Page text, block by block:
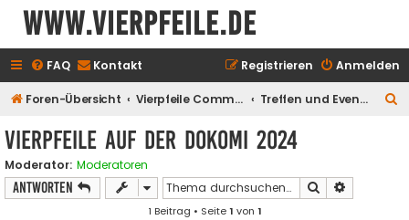
www.vierpfeile.de
FAQ Kontakt Anmelden
Registrieren
Foren-Übersicht Vierpfeile Community Treffen und Events
Vierpfeile auf der Dokomi 2024
Moderator: Moderatoren
Antworten Suche
1 Beitrag • Seite1 von 1